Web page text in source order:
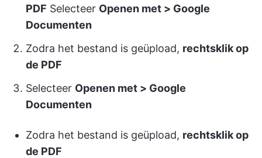
PDF Selecteer Openen met > Google
Documenten
Zodra het bestand is geüpload, rechtsklik op
de PDF
Selecteer Openen met > Google
Documenten
Zodra het bestand is geüpload, rechtsklik op
de PDF